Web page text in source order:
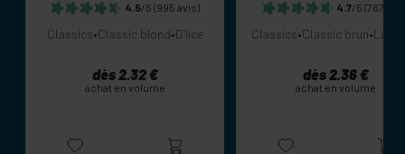
4.5/5 (995 avis)
Classics•Classic blond•D'lice
dès 2.32 €
achat en volume
4.7/5 (767
Classics•Classic brun•
dès 2.36 €
achat en volume